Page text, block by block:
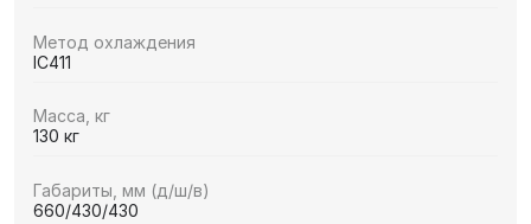
Метод охлаждения
IC411
Масса, кг
130 кг
Габариты, мм (д/ш/в)
660/430/430